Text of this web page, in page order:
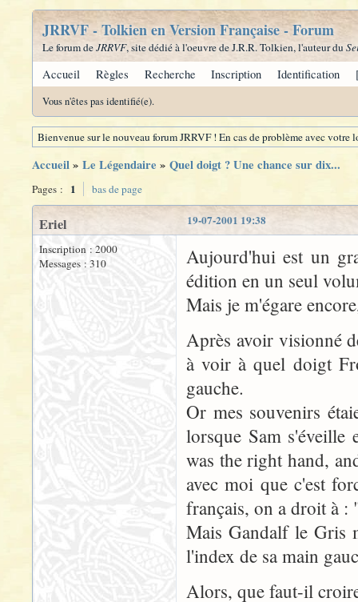
JRRVF - Tolkien en Version Française - Forum
Le forum deJRRVF, site dédié à l'oeuvre de J.R.R. Tolkien, l'auteur du
Accueil Règles Recherche Inscription Identification
Vous n'êtes pas identifié(e).
Bienvenue sur le nouveau forum JRRVF ! En cas de problème avec
Accueil» Le Légendaire » Quel doigt ? Une chance sur dix...
Pages : 1 bas de page
19-07-2001 19:38
Eriel
Inscription : 2000
Messages : 310
Aujourd'hui est un
édition en un seul
Mais je m'égare
Après avoir visionné
à voir à quel doigt
gauche.
Or mes souvenirs
lorsque Sam
was the right hand,
avec moi que c'est
français, on a droit à :
Mais Gandalf le Gris
l'index de sa main
Alors, que faut-il